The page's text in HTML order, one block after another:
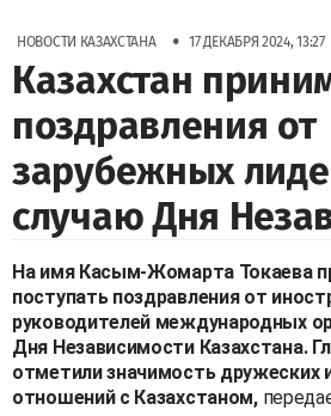
НОВОСТИ КАЗАХСТАНА • 17 ДЕКАБРЯ 2024, 13:27
Казахстан
поздравления от
зарубежных
случаю Дня
На имя Касым-Жомарта Токаева
поступать поздравления от
руководителей международных
Дня Независимости Казахстана.
отметили значимость дружеских
отношений с Казахстаном,